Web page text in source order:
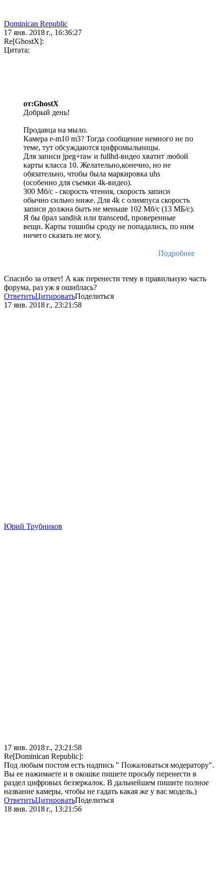
Dominican Republic
17 янв. 2018 г., 16:36:27
Re[GhostX]:
Цитата:
от:GhostX
Добрый день!
Продавца на мыло.
Камера e-m10 m3? Тогда сообщение немного не по
теме, тут обсуждаются цифромыльницы.
Для записи jpeg+raw и fullhd-видео хватит любой
карты класса 10. Желательно,конечно, но не
обязательно, чтобы была маркировка uhs
(особенно для съемки 4k-видео).
300 Мб/с - скорость чтения, скорость записи
обычно сильно ниже. Для 4k с олимпуса скорость
записи должна быть не меньше 102 Мб/с (13 МБ/с).
Я бы брал sandisk или transcend, проверенные
вещи. Карты тошибы сроду не попадались, по ним
ничего сказать не могу.
Подробнее
Спасибо за ответ! А как перенести тему в правильную часть
форума, раз уж я ошиблась?
ОтветитьЦитироватьПоделиться
17 янв. 2018 г., 23:21:58
Юрий Трубников
17 янв. 2018 г., 23:21:58
Re[Dominican Republic]:
Под любым постом есть надпись " Пожаловаться модератору".
Вы ее нажимаете и в окошке пишете просьбу перенести в
раздел цифровых беззеркалок. В дальнейшем пишите полное
название камеры, чтобы не гадать какая же у вас модель.)
ОтветитьЦитироватьПоделиться
18 янв. 2018 г., 13:21:56